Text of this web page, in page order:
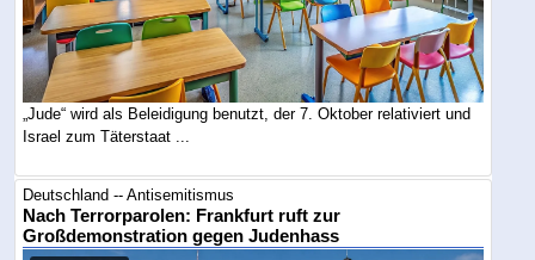
„Jude“ wird als Beleidigung benutzt, der 7. Oktober relativiert und
Israel zum Täterstaat ...
Deutschland -- Antisemitismus
Nach Terrorparolen: Frankfurt ruft zur
Großdemonstration gegen Judenhass